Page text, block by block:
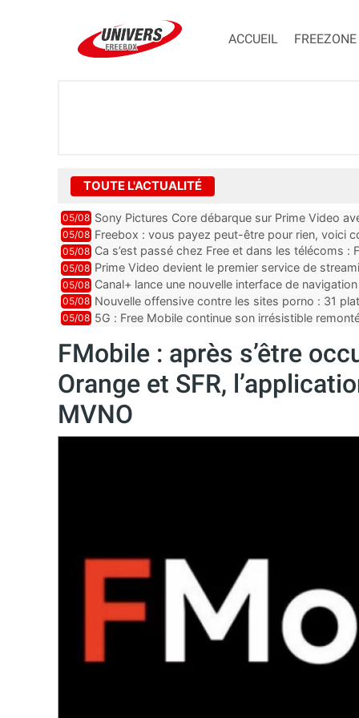
ACCUEIL FREEZONE
TOUTE L'ACTUALITÉ
05/08 Sony Pictures Core débarque sur Prime Video
05/08 Freebox : vous payez peut-être pour rien, voici
abonnements TV oubliés
05/08 Ca s’est passé chez Free et dans les télécoms :
pointe le bout de...
05/08 Prime Video devient le premier service de
ce lancement
05/08 Canal+ lance une nouvelle interface de
05/08 Nouvelle offensive contre les sites porno : 31
par Orange, Free, SF...
05/08 5G : Free Mobile continue son irrésistible
FMobile : après s’être
Orange et SFR,
MVNO